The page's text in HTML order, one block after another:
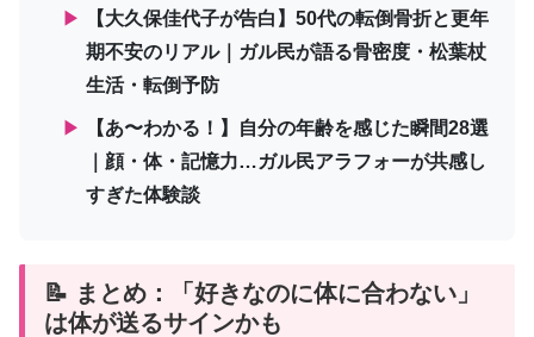
▶
【大久保佳代子が告白】50代の転倒骨折と更年
期不安のリアル｜ガル民が語る骨密度・松葉杖
生活・転倒予防
▶
【あ〜わかる！】自分の年齢を感じた瞬間28選
｜顔・体・記憶力…ガル民アラフォーが共感し
すぎた体験談
📝 まとめ：「好きなのに体に合わない」
は体が送るサインかも